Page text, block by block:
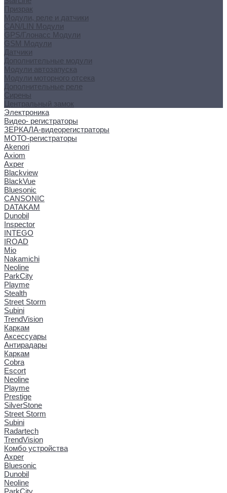
Призрак
Модули, реле и датчики
CAN/LIN Модули
GPS/Глонасс Модули
GSM Модули
Датчики
Дополнительные модули
Модули автозапуска
Модули моторного отсека
Дополнительные реле
Сирены
Центральный замок
Электроника
Видео- регистраторы
ЗЕРКАЛА-видеорегистраторы
МОТО-регистраторы
Akenori
Axiom
Axper
Blackview
BlackVue
Bluesonic
CANSONIC
DATAKAM
Dunobil
Inspector
INTEGO
IROAD
Mio
Nakamichi
Neoline
ParkCity
Playme
Stealth
Street Storm
Subini
TrendVision
Каркам
Аксессуары
Антирадары
Каркам
Cobra
Escort
Neoline
Playme
Prestige
SilverStone
Street Storm
Subini
Radartech
TrendVision
Комбо устройства
Axper
Bluesonic
Dunobil
Neoline
ParkCity